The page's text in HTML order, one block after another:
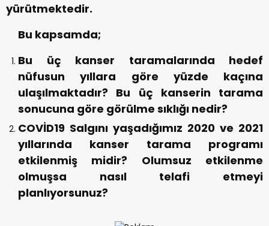
yürütmektedir.
Bu kapsamda;
Bu üç kanser taramalarında hedef
nüfusun yıllara göre yüzde kaçına
ulaşılmaktadır? Bu üç kanserin tarama
sonucuna göre görülme sıklığı nedir?
COVİD19 Salgını yaşadığımız 2020 ve 2021
yıllarında kanser tarama programı
etkilenmiş midir? Olumsuz etkilenme
olmuşsa nasıl telafi etmeyi
planlıyorsunuz?